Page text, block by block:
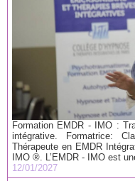
Formation EMDR - IMO :
intégrative. Formatrice:
Thérapeute en EMDR
IMO ®. L’EMDR - IMO est
12/01/2027